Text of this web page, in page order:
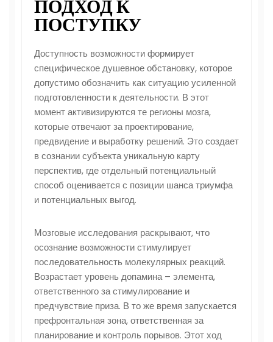
ПОДХОД К
ПОСТУПКУ
Доступность возможности формирует
специфическое душевное обстановку, которое
допустимо обозначить как ситуацию усиленной
подготовленности к деятельности. В этот
момент активизируются те регионы мозга,
которые отвечают за проектирование,
предвидение и выработку решений. Это создает
в сознании субъекта уникальную карту
перспектив, где отдельный потенциальный
способ оценивается с позиции шанса триумфа
и потенциальных выгод.
Мозговые исследования раскрывают, что
осознание возможности стимулирует
последовательность молекулярных реакций.
Возрастает уровень допамина – элемента,
ответственного за стимулирование и
предчувствие приза. В то же время запускается
префронтальная зона, ответственная за
планирование и контроль порывов. Этот ход